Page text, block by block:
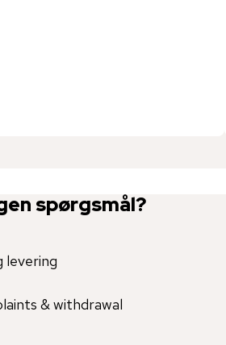
spørgsmål?
levering
& withdrawal